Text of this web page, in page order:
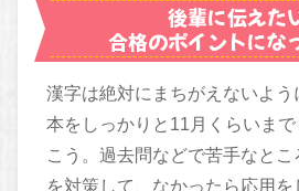
後輩に伝えた
合格のポイントにな
漢字は絶対にまちがえないよ
本をしっかりと11月くらいま
こう。過去問などで苦手なとこ
を対策して、なかったら応用